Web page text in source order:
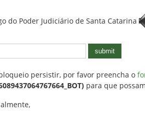
submit
persistir, por favor preencha o
para que